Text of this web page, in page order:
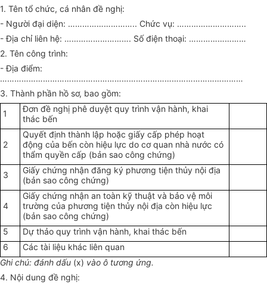
1. Tên tổ chức, cá nhân đề nghị:
- Người đại diện: ……………………….. Chức vụ: ………………………..
- Địa chỉ liên hệ: ………………………. Số điện thoại: ……………………
2. Tên công trình:
- Địa điểm:
…………………………………………………………………………………………
3. Thành phần hồ sơ, bao gồm:
1
Đơn đề nghị phê duyệt quy trình vận hành, khai
thác bến
2
Quyết địnhthành lập hoặc giấy cấp phép hoạt
động của bến còn hiệu lực do cơ quan nhà nước có
thẩm quyền cấp (bản sao công chứng)
3
Giấy chứng nhận đăng ký phương tiện thủynội địa
(bản sao công chứng)
4
Giấy chứng nhận an toàn kỹ thuật và bảo vệ môi
trường của phương tiện thủy nội địa còn hiệu lực
(bản sao công chứng)
5
Dự thảo quy trình vận hành, khai thác bến
6
Các tài liệu khác liên quan
Ghi chú: đánh dấu (x) vào ô tương ứng.
4. Nội dung đề nghị: